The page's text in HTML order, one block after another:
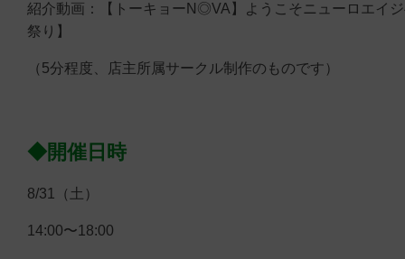
紹介動画：【トーキョーN◎VA】ようこそニューロエイ
祭り】
（5分程度、店主所属サークル制作のものです）
◆開催日時
8/31（土）
14:00〜18:00